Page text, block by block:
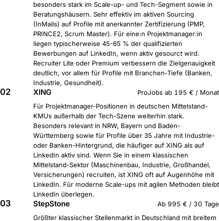
besonders stark im Scale-up- und Tech-Segment sowie in
Beratungshäusern. Sehr effektiv im aktiven Sourcing
(InMails) auf Profile mit anerkannter Zertifizierung (PMP,
PRINCE2, Scrum Master). Für eine:n Projektmanager:in
liegen typischerweise 45-65 % der qualifizierten
Bewerbungen auf LinkedIn, wenn aktiv gesourct wird.
Recruiter Lite oder Premium verbessern die Zielgenauigkeit
deutlich, vor allem für Profile mit Branchen-Tiefe (Banken,
Industrie, Gesundheit).
02 XING
ProJobs ab 195 € / Monat
Für Projektmanager-Positionen in deutschen Mittelstand-
KMUs außerhalb der Tech-Szene weiterhin stark.
Besonders relevant in NRW, Bayern und Baden-
Württemberg sowie für Profile über 35 Jahre mit Industrie-
oder Banken-Hintergrund, die häufiger auf XING als auf
LinkedIn aktiv sind. Wenn Sie in einem klassischen
Mittelstand-Sektor (Maschinenbau, Industrie, Großhandel,
Versicherungen) recruiten, ist XING oft auf Augenhöhe mit
LinkedIn. Für moderne Scale-ups mit agilen Methoden bleibt
LinkedIn überlegen.
03 StepStone
Ab 995 € / 30 Tage
Größter klassischer Stellenmarkt in Deutschland mit breitem